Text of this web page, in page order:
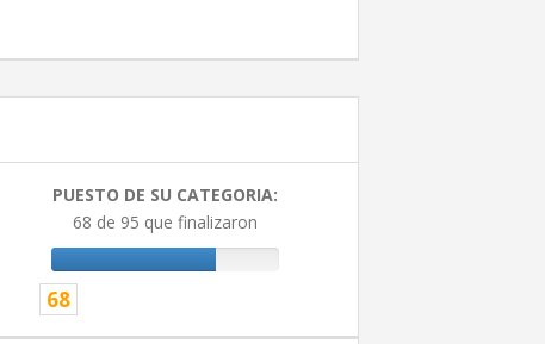
PUESTO DE SU CATEGORIA:
68 de 95 que finalizaron
68